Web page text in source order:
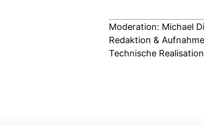
Moderation: Michael
Redaktion &
Technische